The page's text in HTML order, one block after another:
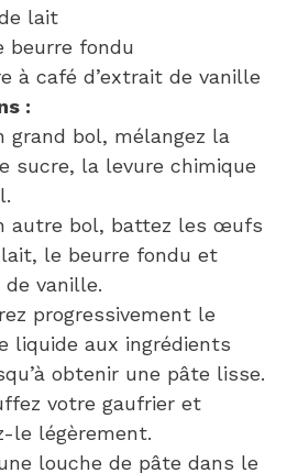
lait
beurre fondu
à café d’extrait de vanille
:
grand bol, mélangez la
sucre, la levure chimique
autre bol, battez les œufs
le beurre fondu et
de vanille.
progressivement le
liquide aux ingrédients
obtenir une pâte lisse.
votre gaufrier et
le légèrement.
louche de pâte dans le